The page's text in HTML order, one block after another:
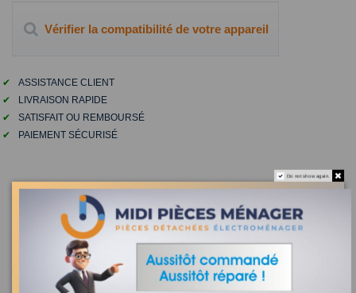
Vérifier la compatibilité de votre appareil
✔
ASSISTANCE CLIENT
✔
LIVRAISON RAPIDE
✔
SATISFAIT OU REMBOURSÉ
✔
PAIEMENT SÉCURISÉ
DESCRIPTION
midi pieces menager- station service agréé
Do not show again.